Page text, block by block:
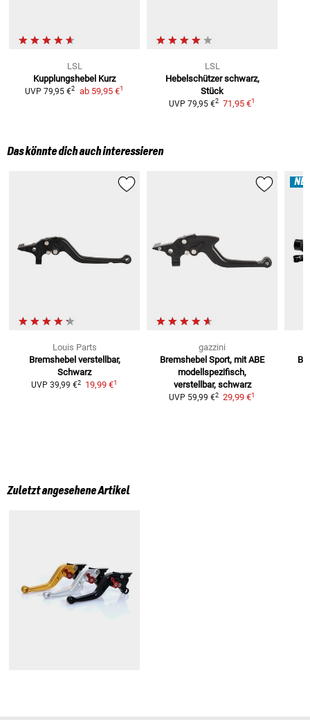
LSL
Kupplungshebel Kurz
UVP 79,95 €2 ab 59,95 €1
LSL
Hebelschützer schwarz,
Stück
UVP 79,95 €2 71,95 €1
Das könnte dich auch interessieren
Louis Parts
Bremshebel verstellbar,
Schwarz
UVP 39,99 €2 19,99 €1
gazzini
Bremshebel Sport, mit ABE
modellspezifisch,
verstellbar, schwarz
UVP 59,99 €2 29,99 €1
Zuletzt angesehene Artikel